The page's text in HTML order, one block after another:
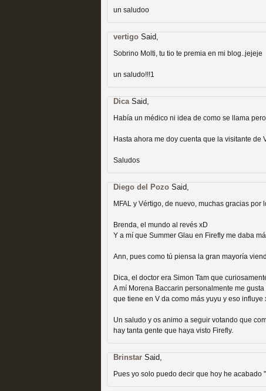
Las series de 10
Recomendación de la semana
Expediente X: Guía
Recomendación de la semana
un saludoo
vertigo Said,
Sobrino Molti, tu tio te premia en mi blog..jejeje
un saludo!!!1
Dica Said,
Había un médico ni idea de como se llama
Hasta ahora me doy cuenta que la visitante
Saludos
Diego del Pozo Said,
MFAL y Vértigo, de nuevo, muchas gracias por
Brenda, el mundo al revés xD
Y a mí que Summer Glau en Firefly me daba
Ann, pues como tú piensa la gran mayoría
Dica, el doctor era Simon Tam que
A mí Morena Baccarin personalmente me
que tiene en V da como más yuyu y eso influye
Un saludo y os animo a seguir votando que
hay tanta gente que haya visto Firefly.
Brinstar Said,
Pues yo solo puedo decir que hoy he acabado